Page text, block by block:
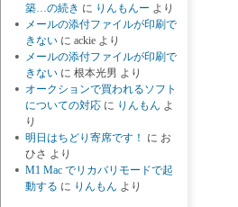
築…の続き に りんもんー より
メールの添付ファイルが印刷で
きない に ackie より
メールの添付ファイルが印刷で
きない に 根本光男 より
オークションで買われるソフト
についての対応 に りんもん よ
り
明日はちどり寄席です！
に お
ひさ より
M1 Mac でリカバリモードで起
動する に りんもん より